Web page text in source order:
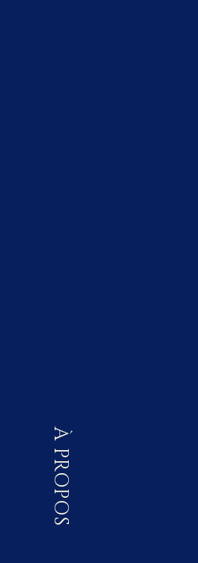
À PROPOS